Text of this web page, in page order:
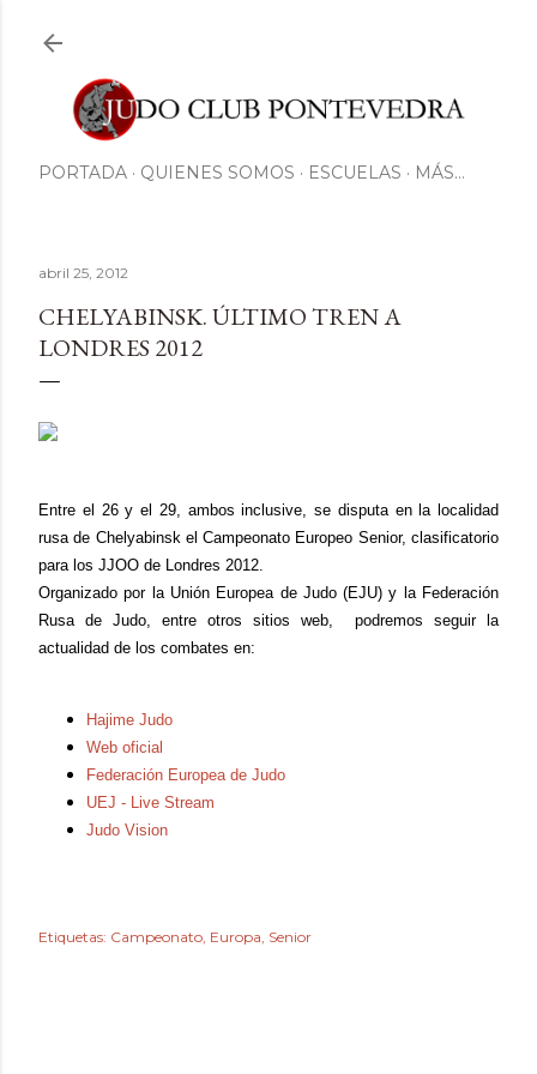
PORTADA QUIENES SOMOS ESCUELAS MÁS…
abril 25, 2012
CHELYABINSK. ÚLTIMO TREN A
LONDRES 2012
Entre el 26 y el 29, ambos inclusive, se disputa en la localidad
rusa de Chelyabinsk el Campeonato Europeo Senior, clasificatorio
para los JJOO de Londres 2012.
Organizado por la Unión Europea de Judo(EJU) y la Federación
Rusa de Judo, entre otros sitios web, podremos seguir la
actualidad de los combates en:
Hajime Judo
Web oficial
Federación Europea de Judo
UEJ - Live Stream
Judo Vision
Etiquetas: Campeonato Europa Senior